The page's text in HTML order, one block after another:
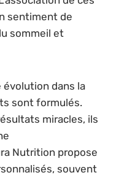
sentiment de
sommeil et
évolution dans la
sont formulés.
miracles, ils
Nutrition propose
souvent